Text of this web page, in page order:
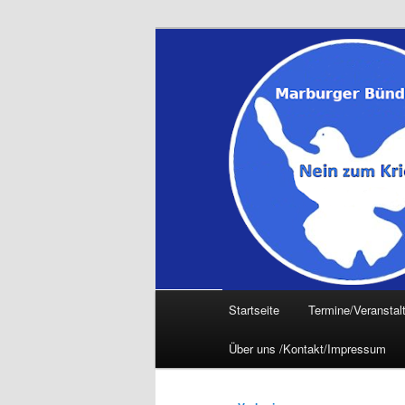
Startseite Termine/
Über uns /Kontakt/Impressum